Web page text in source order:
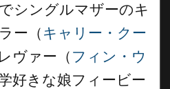
シングルマザーのキ
ー（ キャリー・クー
ヴァー（ フィン・ウ
好きな娘フィービー